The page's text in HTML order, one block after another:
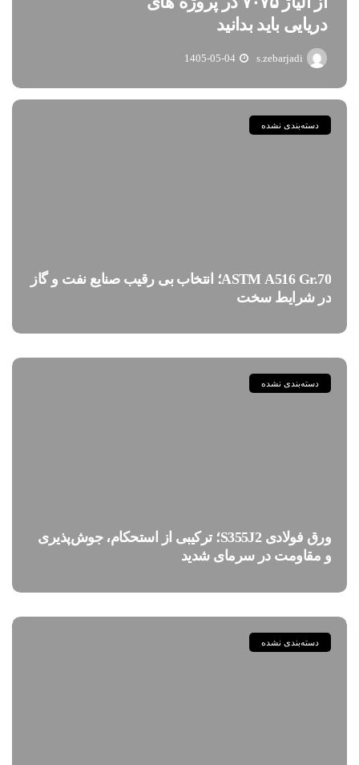
دریایی باید بدانید
s.zebarjadi
1405-05-04
دسته‌بندی نشده
ASTM A516 Gr.70؛ انتخاب بی رقیب صنایع نفت و گاز
در شرایط سخت
دسته‌بندی نشده
ورق فولادی S355J2؛ ترکیبی از استحکام، جوش‌پذیری
و مقاومت در سرمای شدید
دسته‌بندی نشده